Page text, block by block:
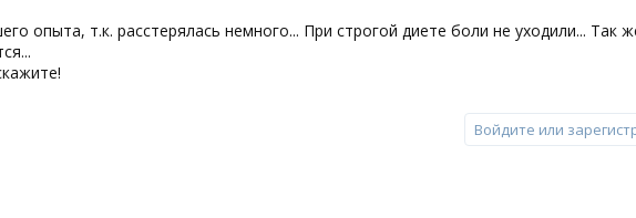
опыта, т.к. расстерялась немного... При строгой диете боли не уходили... Так
Войдите или